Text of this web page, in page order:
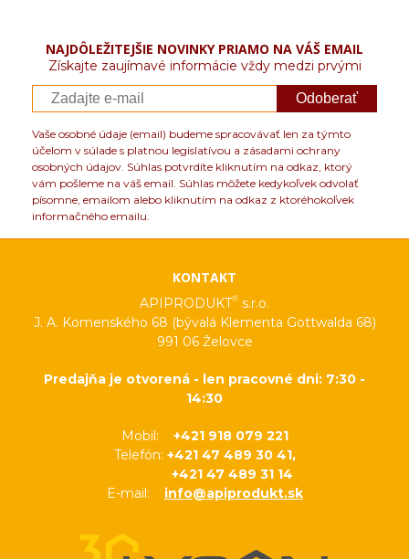
NAJDÔLEŽITEJŠIE NOVINKY PRIAMO NA VÁŠ EMAIL
Získajte zaujímavé informácie vždy medzi prvými
Odoberať
Vaše osobné údaje (email) budeme spracovávať len za týmto
účelom v súlade s platnou legislatívou a zásadami ochrany
osobných údajov. Súhlas potvrdíte kliknutím na odkaz, ktorý
vám pošleme na váš email. Súhlas môžete kedykoľvek odvolať
písomne, emailom alebo kliknutím na odkaz z ktoréhokoľvek
informačného emailu.
KONTAKT
APIPRODUKT® s.r.o.
J. A. Komenského 68 (bývalá Klementa Gottwalda 68)
991 06 Želovce
Predajňa je otvorená - len pracovné dni: 7:30 -
14:30
Mobil: +421 918 079 221
Telefón: +421 47 489 30 41,
+421 47 489 31 14
E-mail: info@apiprodukt.sk